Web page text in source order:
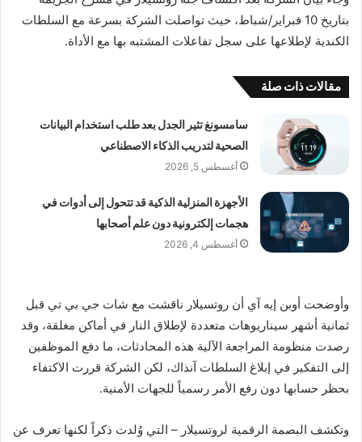
بتاريخ 10 فبراير/شباط، حيث تواصلت الشركة بسرعة مع السلطات
الكندية لإطلاعها على سجل تفاعلات المشتبه بها مع الأداة.
مقالات ذات صلة
سامسونغ تثير الجدل بعد طلب استخدام البيانات
الصحية لتدريب الذكاء الاصطناعي
أغسطس 5, 2026
الأجهزة المنزلية الذكية قد تتحول إلى أدوات في
هجمات إلكترونية دون علم أصحابها
أغسطس 4, 2026
وأوضحت أوبن إيه آي أن روتسيلار ناقشت مع شات جي بي تي قبل
ثمانية أشهر سيناريوهات متعددة لإطلاق النار في أماكن مغلقة، وقد
رصدت منظومة المراجعة الآلية هذه المحادثات، ما دفع الموظفين
إلى التفكير في إبلاغ السلطات آنذاك، لكن الشركة قررت الاكتفاء
بحظر حسابها دون رفع الأمر رسمياً للجهات الأمنية.
وتكشف البصمة الرقمية لروتسيلار – التي وُلدت ذكراً لكنها تعرف عن